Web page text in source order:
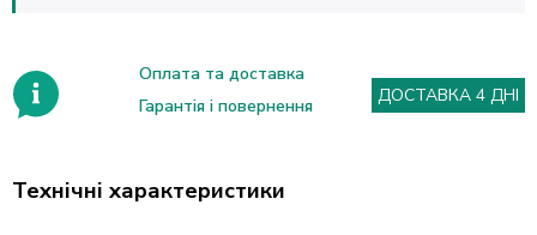
Оплата та доставка
Гарантія і повернення
ДОСТАВКА 4 ДНІ
Технічні характеристики